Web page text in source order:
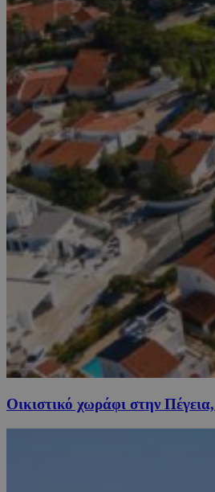
Οικιστικό χωράφι στην